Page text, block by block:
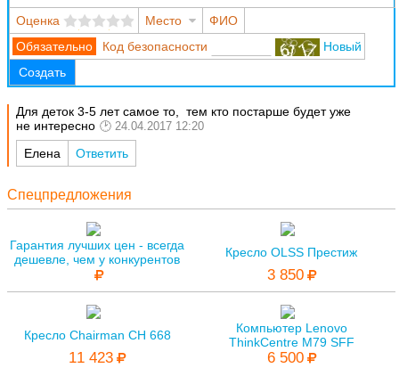
Оценка Место
ФИО
Код безопасности
Новый
Создать
Для деток 3-5 лет самое то, тем кто постарше будет уже
не интересно
24.04.2017 12:20
Елена Ответить
Спецпредложения
Гарантия лучших цен - всегда
дешевле, чем у конкурентов
Кресло OLSS Престиж
3 850
Кресло Chairman CH 668
11 423
Компьютер Lenovo
ThinkCentre M79 SFF
6 500